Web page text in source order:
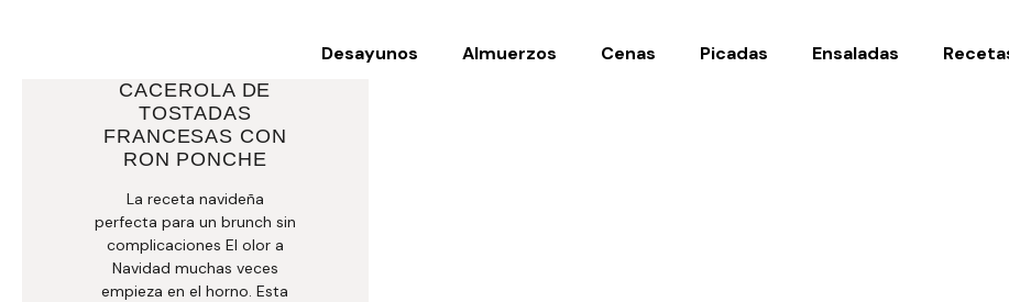
Desayunos Almuerzos Cenas Picadas Ensaladas
CACEROLA DE
TOSTADAS
FRANCESAS CON
RON PONCHE
La receta navideña
perfecta para un brunch sin
complicaciones El olor a
Navidad muchas veces
empieza en el horno. Esta